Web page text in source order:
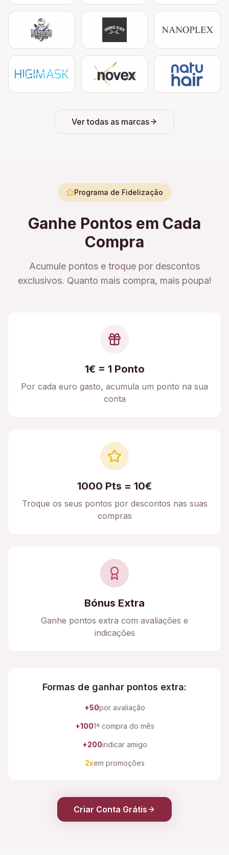
Ver todas as marcas
Programa de Fidelização
Ganhe Pontos em Cada
Compra
Acumule pontos e troque por descontos
exclusivos. Quanto mais compra, mais poupa!
1€ = 1 Ponto
Por cada euro gasto, acumula um ponto na sua
conta
1000 Pts = 10€
Troque os seus pontos por descontos nas suas
compras
Bónus Extra
Ganhe pontos extra com avaliações e
indicações
Formas de ganhar pontos extra:
+50por avaliação
+1001ª compra do mês
+200indicar amigo
2xem promoções
Criar Conta Grátis